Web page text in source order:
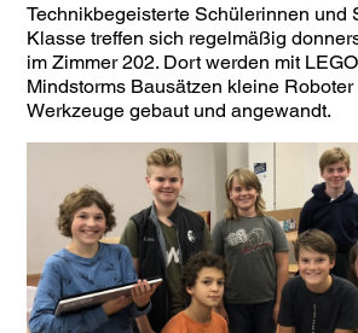
Technikbegeisterte Schülerinnen und
Klasse treffen sich regelmäßig
im Zimmer 202. Dort werden mit
Mindstorms Bausätzen kleine Roboter
Werkzeuge gebaut und angewandt.